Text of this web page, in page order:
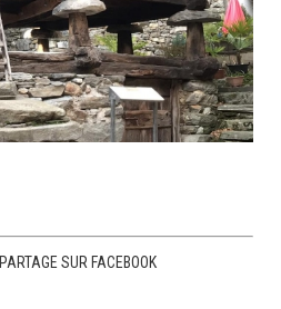
PARTAGE SUR FACEBOOK